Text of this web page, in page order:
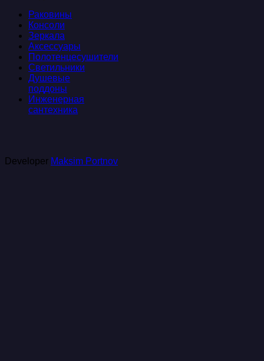
Раковины
Консоли
Зеркала
Аксессуары
Полотенцесушители
Светильники
Душевые
поддоны
Инженерная
сантехника
Developer Maksim Portnov